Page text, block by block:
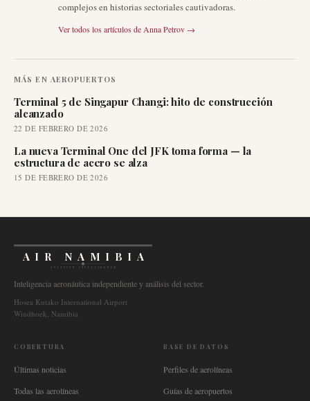
complejos en historias sectoriales cautivadoras.
Ver todos los artículos de Anna Petrov →
MÁS EN AEROPUERTOS
Terminal 5 de Singapur Changi: hito de construcción
alcanzado
22 DE FEBRERO DE 2026
La nueva Terminal One del JFK toma forma — la
estructura de acero se alza
15 DE FEBRERO DE 2026
AIR NAMIBIA
AVIATION INTELLIGENCE
Inteligencia aeronáutica independiente y análisis del sector.
Hosea Kutako International Airport
Windhoek, Namibia
COBERTURA
Últimas noticias
Todas las aerolíneas
BASE DE DATOS
Perfiles de aerolíneas
Guías de aeropuertos